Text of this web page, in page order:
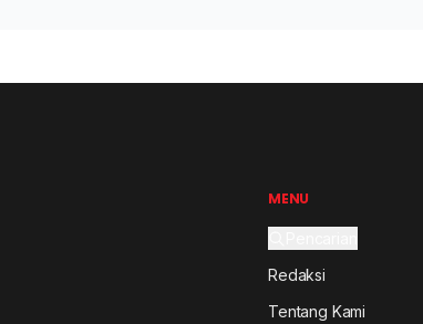
MENU
Redaksi
Tentang Kami